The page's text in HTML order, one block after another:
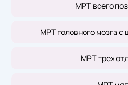
МРТ всего
МРТ головного мозга
МРТ трех